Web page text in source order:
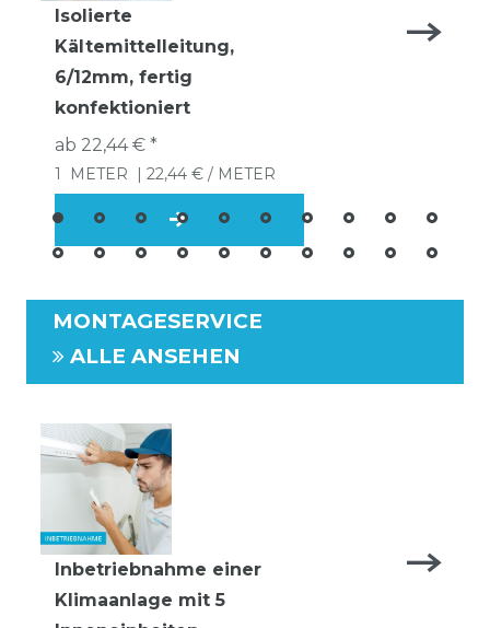
Isolierte
Kältemittelleitung,
6/12mm, fertig
konfektioniert
ab 22,44 € *
1 METER | 22,44 € / METER
MONTAGESERVICE
ALLE ANSEHEN
Inbetriebnahme einer
Klimaanlage mit 5